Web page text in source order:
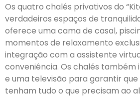
Os quatro chalés privativos do
verdadeiros espaços de
oferece uma cama de casal,
momentos de relaxamento
integração com a assistente
conveniência. Os chalés também
e uma televisão para garantir que
tenham tudo o que precisam ao